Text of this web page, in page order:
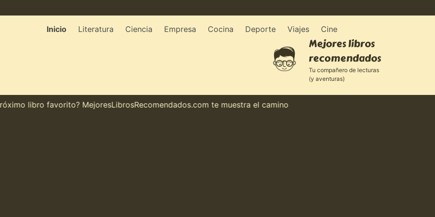
Inicio Literatura Ciencia Empresa Cocina Deporte Viajes Cine
Mejores libros
recomendados
Tu compañero de lecturas
(y aventuras)
libro favorito? MejoresLibrosRecomendados.com te muestra el camino